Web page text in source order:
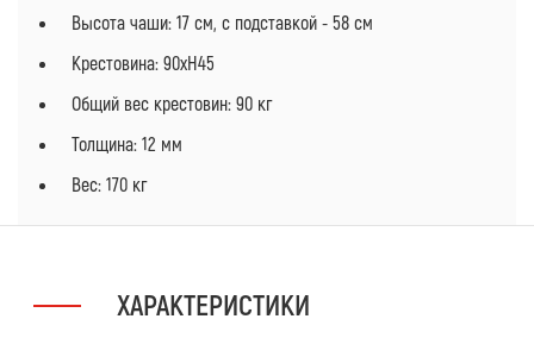
Высота чаши: 17 см, с подставкой - 58 см
Крестовина: 90хH45
Общий вес крестовин: 90 кг
Толщина: 12 мм
Вес: 170 кг
ХАРАКТЕРИСТИКИ